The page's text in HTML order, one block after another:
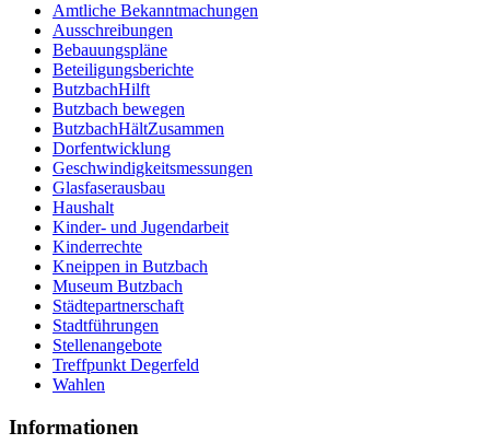
Amtliche Bekanntmachungen
Ausschreibungen
Bebauungspläne
Beteiligungsberichte
ButzbachHilft
Butzbach bewegen
ButzbachHältZusammen
Dorfentwicklung
Geschwindigkeitsmessungen
Glasfaserausbau
Haushalt
Kinder- und Jugendarbeit
Kinderrechte
Kneippen in Butzbach
Museum Butzbach
Städtepartnerschaft
Stadtführungen
Stellenangebote
Treffpunkt Degerfeld
Wahlen
Informationen